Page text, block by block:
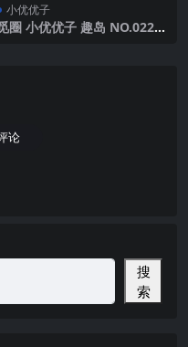
小优优子
圈 小优优子 趣岛 NO.022期
论
搜
索